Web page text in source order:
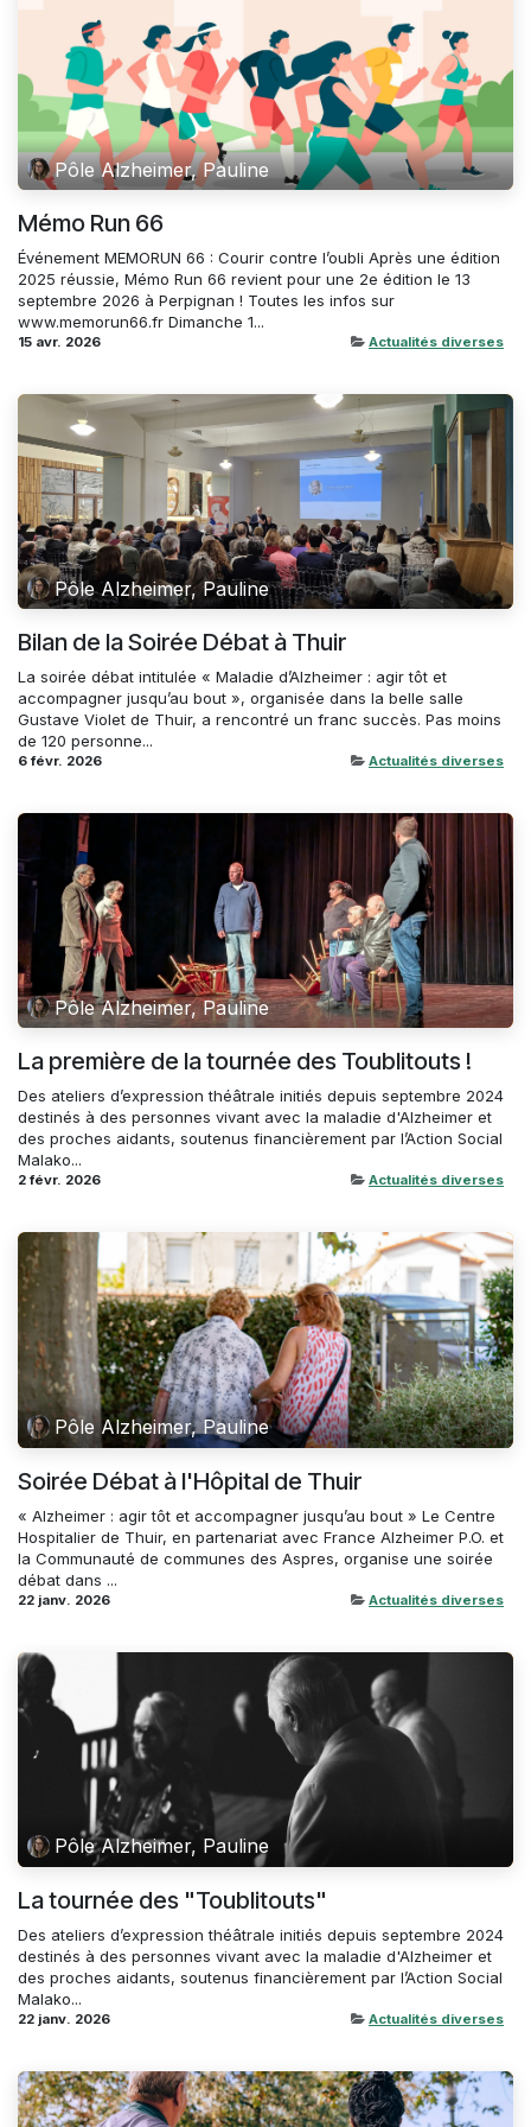
Pôle Alzheimer, Pauline
Mémo Run 66
Événement MEMORUN 66 : Courir contre l’oubli Après une édition
2025 réussie, Mémo Run 66 revient pour une 2e édition le 13
septembre 2026 à Perpignan ! Toutes les infos sur
www.memorun66.fr Dimanche 1...
15 avr. 2026 Actualités diverses
Pôle Alzheimer, Pauline
Bilan de la Soirée Débat à Thuir
La soirée débat intitulée « Maladie d’Alzheimer : agir tôt et
accompagner jusqu’au bout », organisée dans la belle salle
Gustave Violet de Thuir, a rencontré un franc succès. Pas moins
de 120 personne...
6 févr. 2026 Actualités diverses
Pôle Alzheimer, Pauline
La première de la tournée des Toublitouts !
Des ateliers d’expression théâtrale initiés depuis septembre 2024
destinés à des personnes vivant avec la maladie d'Alzheimer et
des proches aidants, soutenus financièrement par l’Action Social
Malako...
2 févr. 2026 Actualités diverses
Pôle Alzheimer, Pauline
Soirée Débat à l'Hôpital de Thuir
« Alzheimer : agir tôt et accompagner jusqu’au bout » Le Centre
Hospitalier de Thuir, en partenariat avec France Alzheimer P.O. et
la Communauté de communes des Aspres, organise une soirée
débat dans ...
22 janv. 2026 Actualités diverses
Pôle Alzheimer, Pauline
La tournée des "Toublitouts"
Des ateliers d’expression théâtrale initiés depuis septembre 2024
destinés à des personnes vivant avec la maladie d'Alzheimer et
des proches aidants, soutenus financièrement par l’Action Social
Malako...
22 janv. 2026 Actualités diverses